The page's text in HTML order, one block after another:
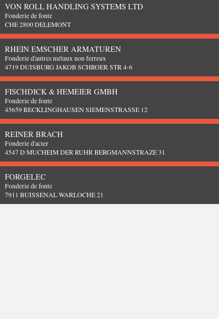
VON ROLL HANDLING SYSTEMS LTD
Fonderie de fonte
CHE 2800 DELEMONT
RHEIN EMSCHER ARMATUREN
Fonderie d'autres métaux non ferreux
4719 DUISBURG JAKOB SCHROER STR 4-6
FISCHDICK & HEMEIER GMBH
Fonderie de fonte
45659 RECKLINGHAUSEN SIEMENSTRASSE 12
REINER BRACH
Fonderie d'acier
4547 D MUCHEIM DER RUHR BERGMANNSTRAZE 31
FORGELEC
Fonderie de fonte
7911 BUISSENAL WARLOCHE 21